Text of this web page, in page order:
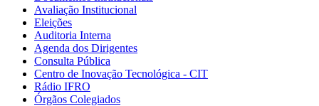
Avaliação Institucional
Eleições
Auditoria Interna
Agenda dos Dirigentes
Consulta Pública
Centro de Inovação Tecnológica - CIT
Rádio IFRO
Órgãos Colegiados